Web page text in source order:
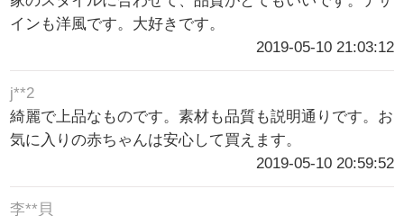
インも洋風です。大好きです。
2019-05-10 21:03:12
j**2
綺麗で上品なものです。素材も品質も説明通りです。お
気に入りの赤ちゃんは安心して買えます。
2019-05-10 20:59:52
李**貝